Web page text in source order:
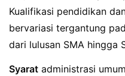
Kualifikasi pendidikan
bervariasi tergantung
dari lulusan SMA hingga
Syarat administrasi